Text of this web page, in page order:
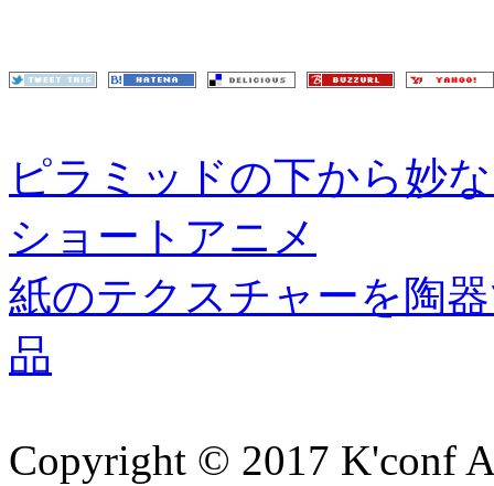
ピラミッドの下から妙
ショートアニメ
紙のテクスチャーを陶
品
Copyright © 2017 K'conf